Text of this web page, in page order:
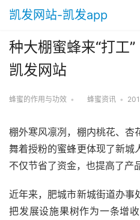
凯发网站-凯发app
种大棚蜜蜂来“打工
凯发网站
蜂蜜的作用与功效 • 蜂蜜资讯 •
棚外寒风凛冽，棚内桃花、杏
舞着授粉的蜜蜂更体现了新城
不仅节省了资金，也提高了产
近年来，肥城市新城街道办事
把发展设施果树作为一条增